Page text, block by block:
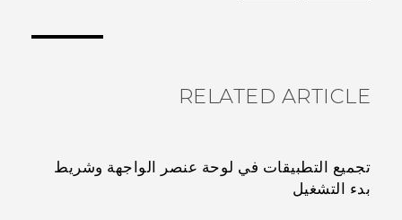
RELATED ARTICLE
تجميع التطبيقات في لوحة عنصر الواجهة وشريط
بدء التشغيل